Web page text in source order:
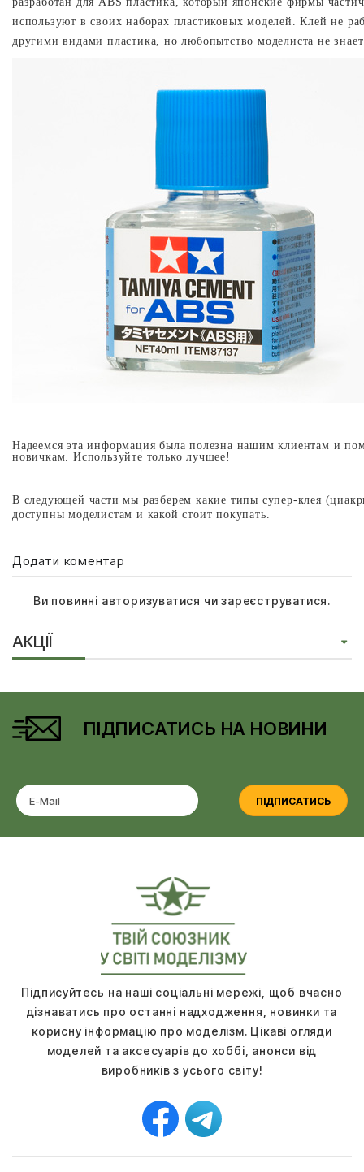
используют в своих наборах пластиковых моделей. Клей не
другими видами пластика, но любопытство моделиста не
Надеемся эта информация была полезна нашим клиентам и
новичкам. Используйте только лучшее!
В следующей части мы разберем какие типы супер-клея
доступны моделистам и какой стоит покупать.
Додати коментар
Ви повинні авторизуватися чизареєструватися.
АКЦІЇ
ПІДПИСАТИСЬ НА НОВИНИ
ПІДПИСАТИСЬ
Підписуйтесь на наші соціальні мережі, щоб вчасно
дізнаватись про останні надходження, новинки та
корисну інформацію про моделізм. Цікаві огляди
моделей та аксесуарів до хоббі, анонси від
виробників з усього світу!